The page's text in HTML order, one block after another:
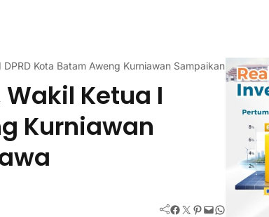
Kota Batam Aweng Kurniawan Sampaikan Bela
Wakil Ketua I
Kurniawan
Facebook Twitter Pinterest Mail WhatsApp